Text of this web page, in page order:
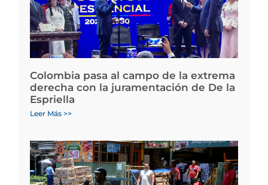
Colombia pasa al campo de la extrema
derecha con la juramentación de De la
Espriella
Leer Más >>